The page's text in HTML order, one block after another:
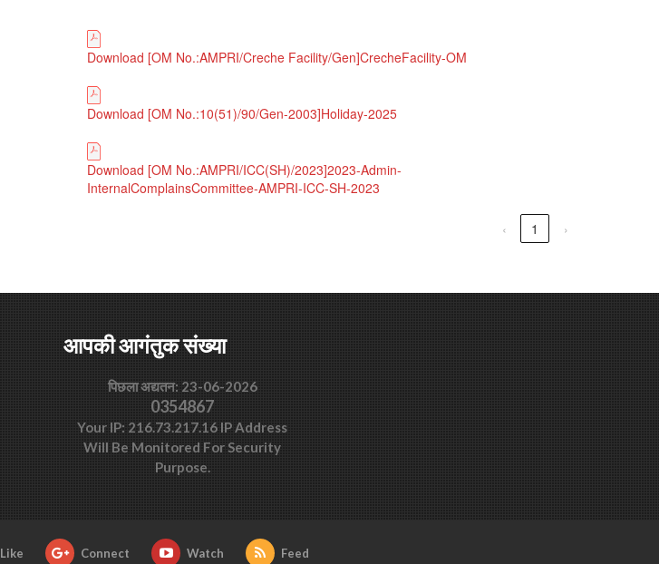
Download [OM No.:AMPRI/Creche Facility/Gen]CrecheFacility-OM
Download [OM No.:10(51)/90/Gen-2003]Holiday-2025
Download [OM No.:AMPRI/ICC(SH)/2023]2023-Admin-
InternalComplainsCommittee-AMPRI-ICC-SH-2023
‹ 1 ›
आपकी आगंतुक संख्या
पिछला अद्यतन: 23-06-2026
0354867
Your IP: 216.73.217.16 IP Address
Will Be Monitored For Security
Purpose.
Like Connect Watch Feed